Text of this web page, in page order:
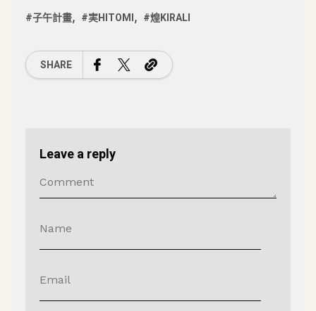
子午計畫 実HITOMI 煌KIRALI
SHARE
Leave a reply